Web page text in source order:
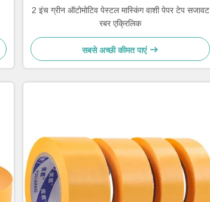
2 इंच ग्रीन ऑटोमोटिव पेस्टल मास्किंग वाशी पेपर टेप सजावट
रबर एक्रिलिक
सबसे अच्छी कीमत पाएं